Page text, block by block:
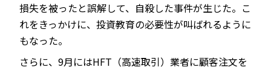
損失を被ったと誤解して、自殺した事件が生じた。こ
れをきっかけに、投資教育の必要性が叫ばれるように
もなった。
さらに、9月にはHFT（高速取引）業者に顧客注文を